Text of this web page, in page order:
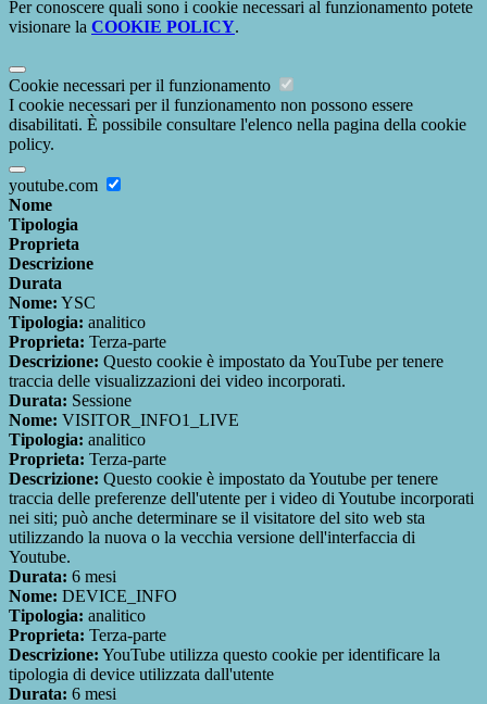
Per conoscere quali sono i cookie necessari al funzionamento potete
visionare la COOKIE POLICY.
Cookie necessari per il funzionamento
I cookie necessari per il funzionamento non possono essere
disabilitati. È possibile consultare l'elenco nella pagina della cookie
policy.
youtube.com
Nome
Tipologia
Proprieta
Descrizione
Durata
Nome: YSC
Tipologia: analitico
Proprieta: Terza-parte
Descrizione: Questo cookie è impostato da YouTube per tenere
traccia delle visualizzazioni dei video incorporati.
Durata: Sessione
Nome: VISITOR_INFO1_LIVE
Tipologia: analitico
Proprieta: Terza-parte
Descrizione: Questo cookie è impostato da Youtube per tenere
traccia delle preferenze dell'utente per i video di Youtube incorporati
nei siti; può anche determinare se il visitatore del sito web sta
utilizzando la nuova o la vecchia versione dell'interfaccia di
Youtube.
Durata: 6 mesi
Nome: DEVICE_INFO
Tipologia: analitico
Proprieta: Terza-parte
Descrizione: YouTube utilizza questo cookie per identificare la
tipologia di device utilizzata dall'utente
Durata: 6 mesi